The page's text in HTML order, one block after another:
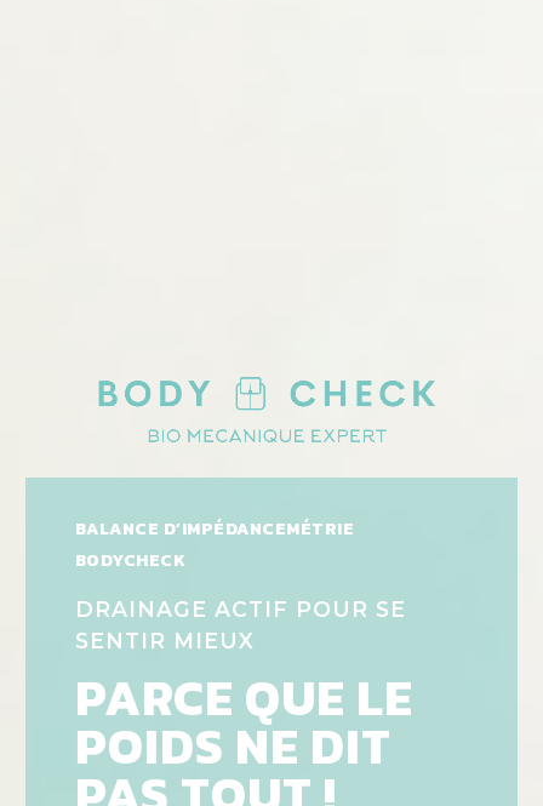
BALANCE D’IMPÉDANCEMÉTRIE
BODYCHECK
DRAINAGE ACTIF POUR SE
SENTIR MIEUX
PARCE QUE LE
POIDS NE DIT